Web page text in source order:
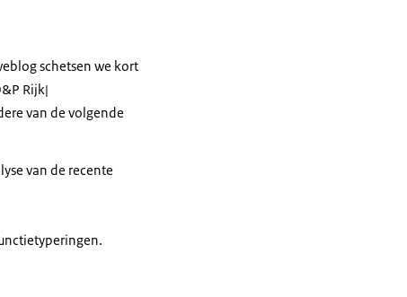
schetsen we kort
Rijk|
van de volgende
van de recente